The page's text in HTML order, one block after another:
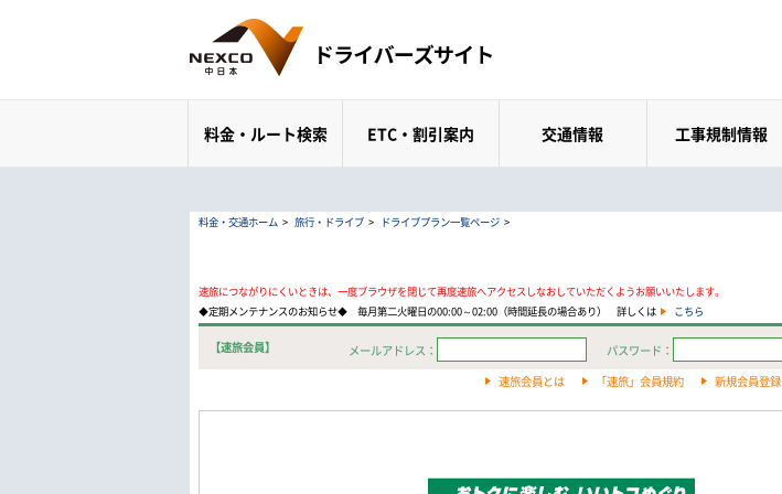
料金・ルート検索 ETC・割引案内 交通情報 工事規制情報
料金・交通ホーム > 旅行・ドライブ > ドライブプラン一覧ページ >
速旅につながりにくいときは、一度ブラウザを閉じて再度速旅へアクセスしなおしていただくようお願いいたします。
◆定期メンテナンスのお知らせ◆ 毎月第二火曜日の00:00～02:00（時間延長の場合あり） 詳しくは
こちら
【速旅会員】 メールアドレス： パスワード：
速旅会員とは 「速旅」会員規約 新規会員登録